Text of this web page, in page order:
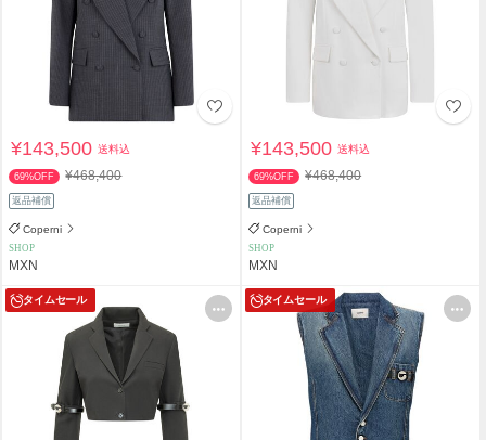
¥143,500送料込
69%OFF ¥468,400
返品補償
Coperni
SHOP
MXN
¥143,500送料込
69%OFF ¥468,400
返品補償
Coperni
SHOP
MXN
タイムセール タイムセール